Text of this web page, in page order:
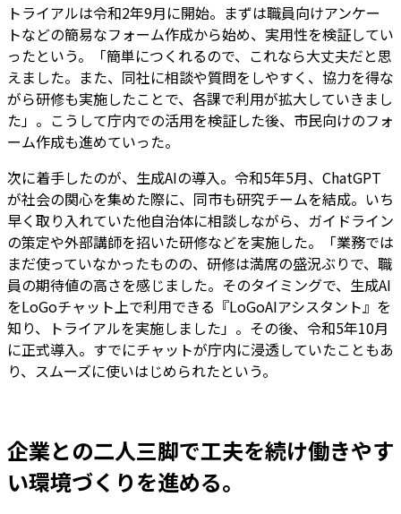
トライアルは令和2年9月に開始。まずは職員向けアンケー
トなどの簡易なフォーム作成から始め、実用性を検証してい
ったという。「簡単につくれるので、これなら大丈夫だと思
えました。また、同社に相談や質問をしやすく、協力を得な
がら研修も実施したことで、各課で利用が拡大していきまし
た」。こうして庁内での活用を検証した後、市民向けのフォ
ーム作成も進めていった。
次に着手したのが、生成AIの導入。令和5年5月、ChatGPT
が社会の関心を集めた際に、同市も研究チームを結成。いち
早く取り入れていた他自治体に相談しながら、ガイドライン
の策定や外部講師を招いた研修などを実施した。「業務では
まだ使っていなかったものの、研修は満席の盛況ぶりで、職
員の期待値の高さを感じました。そのタイミングで、生成AI
をLoGoチャット上で利用できる『LoGoAIアシスタント』を
知り、トライアルを実施しました」。その後、令和5年10月
に正式導入。すでにチャットが庁内に浸透していたこともあ
り、スムーズに使いはじめられたという。
企業との二人三脚で工夫を続け働きやす
い環境づくりを進める。